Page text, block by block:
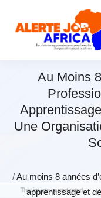
Au Moins
Une
Au moins 8 années
apprentissage et